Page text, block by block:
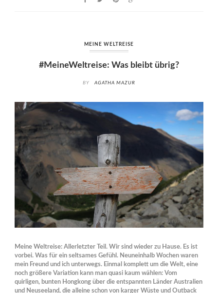
MEINE WELTREISE
#MeineWeltreise: Was bleibt übrig?
BY AGATHA MAZUR
Meine Weltreise: Allerletzter Teil. Wir sind wieder zu Hause. Es ist
vorbei. Was für ein seltsames Gefühl. Neuneinhalb Wochen waren
mein Freund und ich unterwegs. Einmal komplett um die Welt, eine
noch größere Variation kann man quasi kaum wählen: Vom
quirligen, bunten Hongkong über die entspannten Länder Australien
und Neuseeland, die alleine schon von karger Wüste und Outback